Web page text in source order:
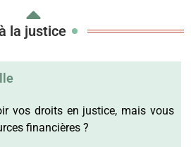
la justice
vos droits en justice, mais vous
financières ?